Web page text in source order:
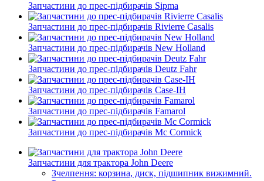
Запчастини до прес-підбирачів Sipma
Запчастини до прес-підбирачів Rivierre Casalis
Запчастини до прес-підбирачів New Holland
Запчастини до прес-підбирачів Deutz Fahr
Запчастини до прес-підбирачів Case-IH
Запчастини до прес-підбирачів Famarol
Запчастини до прес-підбирачів Mc Cormick
Запчастини для трактора John Deere
Зчелпення: корзина, диск, підшипник вижимний.